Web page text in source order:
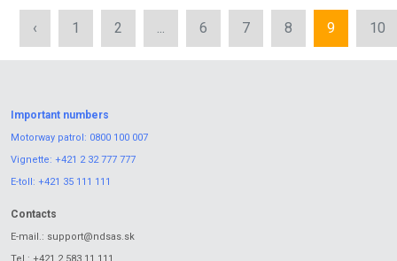
‹ 1 2 ... 6 7 8 9 10
Important numbers
Motorway patrol: 0800 100 007
Vignette: +421 2 32 777 777
E-toll: +421 35 111 111
Contacts
E-mail.: support@ndsas.sk